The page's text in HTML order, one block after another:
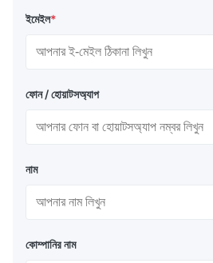
ইমেইল*
ফোন / হোয়াটসঅ্যাপ
নাম
কোম্পানির নাম